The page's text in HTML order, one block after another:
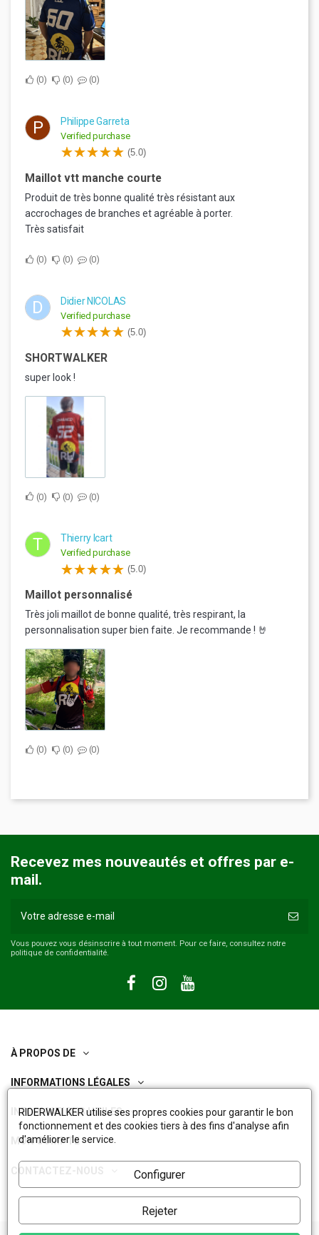
0 0 0
P Philippe Garreta
Verified purchase
(5.0)
Maillot vtt manche courte
Produit de très bonne qualité très résistant aux
accrochages de branches et agréable à porter.
Très satisfait
0 0 0
D Didier NICOLAS
Verified purchase
(5.0)
SHORTWALKER
super look !
0 0 0
T Thierry Icart
Verified purchase
(5.0)
Maillot personnalisé
Très joli maillot de bonne qualité, très respirant, la
personnalisation super bien faite. Je recommande ! 🤘
0 0 0
Recevez mes nouveautés et offres par e-
mail.
Vous pouvez vous désinscrire à tout moment. Pour ce faire, consultez notre
politique de confidentialité.
À PROPOS DE
INFORMATIONS LÉGALES
INFORMATIONS UTILES
MON COMPTE
RIDERWALKER utilise ses propres cookies pour garantir le bon
fonctionnement et des cookies tiers à des fins d'analyse afin
d'améliorer le service.
Configurer
Rejeter